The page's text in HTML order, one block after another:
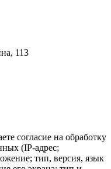
113
согласие на обработку
(IP-адрес;
тип, версия, язык